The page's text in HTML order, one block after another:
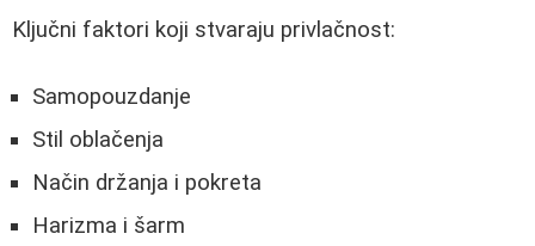
Ključni faktori koji stvaraju privlačnost:
Samopouzdanje
Stil oblačenja
Način držanja i pokreta
Harizma i šarm